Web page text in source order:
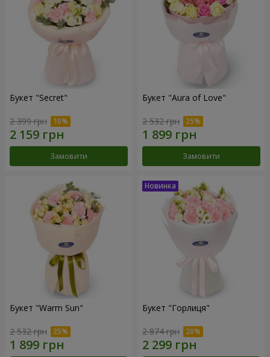
Букет "Secret"
2 399 грн
Замовити
Букет "Aura of Love"
2 532 грн
Замовити
Букет "Warm Sun"
2 532 грн
Букет "Горлиця"
2 874 грн